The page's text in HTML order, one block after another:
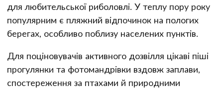
для любительської риболовлі. У теплу пору року
популярним є пляжний відпочинок на пологих
берегах, особливо поблизу населених пунктів.
Для поціновувачів активного дозвілля цікаві піші
прогулянки та фотомандрівки вздовж заплави,
спостереження за птахами й природними